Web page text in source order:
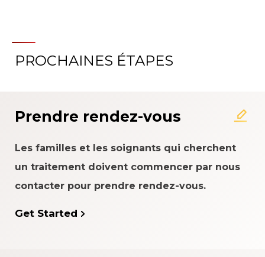
À propos du système
PROCHAINES ÉTAPES
Prendre rendez-vous
Les familles et les soignants qui cherchent
un traitement doivent commencer par nous
contacter pour prendre rendez-vous.
Get Started